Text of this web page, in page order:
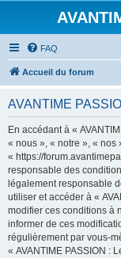
FAQ
Accueil du forum
AVANTIME
En accédant à «
« nous », « notre », « nos
« https://
responsable des
légalement responsable
utiliser et accéder à «
modifier ces conditions à
informer de ces
régulièrement par vous-
« AVANTIME PASSION :